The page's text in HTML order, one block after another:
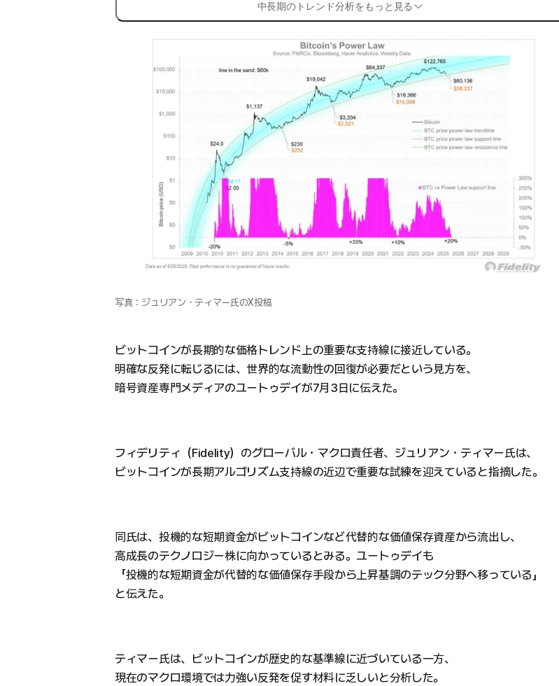
中長期のトレンド分析をもっと見る
写真：ジュリアン・ティマー氏のX投稿
ビットコインが長期的な価格トレンド上の重要な支持線に接近している。
明確な反発に転じるには、世界的な流動性の回復が必要だという見方を、
暗号資産専門メディアのユートゥデイが7月3日に伝えた。
フィデリティ（Fidelity）のグローバル・マクロ責任者、ジュリアン・ティマー氏は、
ビットコインが長期アルゴリズム支持線の近辺で重要な試練を迎えていると指摘した。
同氏は、投機的な短期資金がビットコインなど代替的な価値保存資産から流出し、
高成長のテクノロジー株に向かっているとみる。ユートゥデイも
「投機的な短期資金が代替的な価値保存手段から上昇基調のテック分野へ移っている」
と伝えた。
ティマー氏は、ビットコインが歴史的な基準線に近づいている一方、
現在のマクロ環境では力強い反発を促す材料に乏しいと分析した。